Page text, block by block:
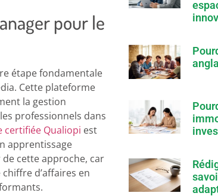
pour le
étape fondamentale
Cette plateforme
la gestion
professionnels dans
certifiée Qualiopi est
apprentissage
cette approche, car
d’affaires en